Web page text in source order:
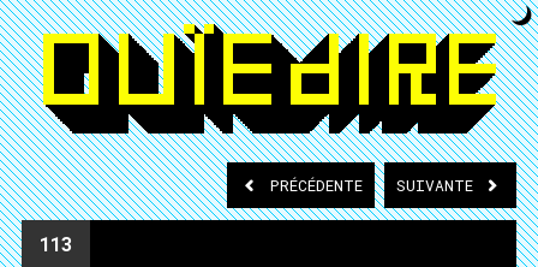
PRÉCÉDENTE SUIVANTE
113